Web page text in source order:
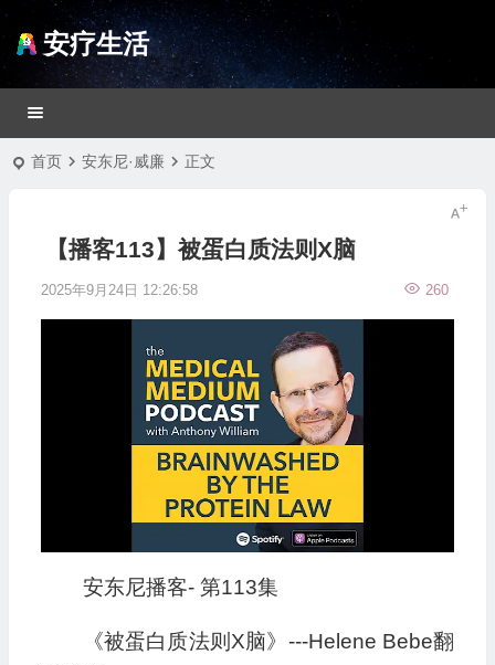
安疗生活
首页 安东尼·威廉 正文
【播客113】被蛋白质法则X脑
2025年9月24日 12:26:58 260
安东尼播客- 第113集
《被蛋白质法则X脑》---Helene Bebe翻